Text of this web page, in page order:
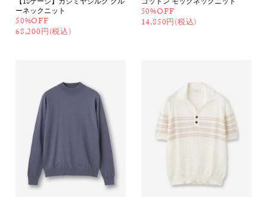
【18ゲージ】カシミヤシルク クル
ーネックニット
50%OFF
68,200円(税込)
コットン モックネックニット
50%OFF
14,850円(税込)